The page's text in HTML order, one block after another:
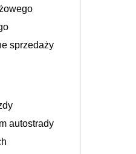
sprzedaży
autostrady